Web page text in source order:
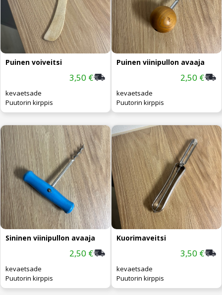
Puinen voiveitsi
3,50 €
kevaetsade
Puutorin kirppis
Puinen viinipullon avaaja
2,50 €
kevaetsade
Puutorin kirppis
Sininen viinipullon avaaja
2,50 €
kevaetsade
Puutorin kirppis
Kuorimaveitsi
3,50 €
kevaetsade
Puutorin kirppis